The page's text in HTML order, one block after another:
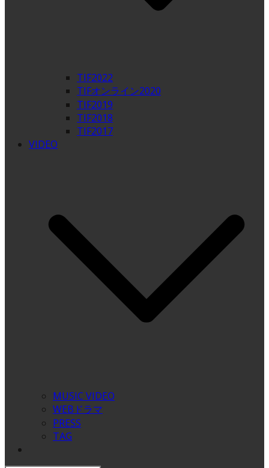
TIF2022
TIFオンライン2020
TIF2019
TIF2018
TIF2017
VIDEO
MUSIC VIDEO
WEBドラマ
PRESS
TAG